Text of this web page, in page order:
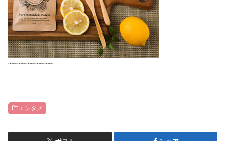
~~~~~~~~~~
エンタメ